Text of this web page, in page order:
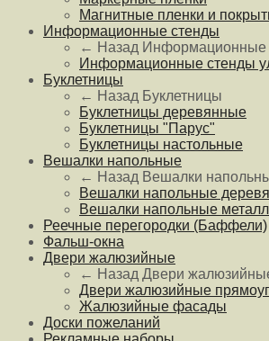
Магнитные пленки и
Информационные стенды
← Назад Информационные
Информационные стенды
Буклетницы
← Назад Буклетницы
Буклетницы деревянные
Буклетницы "Парус"
Буклетницы настольные
Вешалки напольные
← Назад Вешалки
Вешалки напольные
Вешалки напольные
Реечные перегородки (Баффели)
Фальш-окна
Двери жалюзийные
← Назад Двери
Двери жалюзийные
Жалюзийные фасады
Доски пожеланий